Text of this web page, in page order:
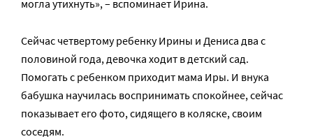
могла утихнуть», – вспоминает Ирина.
Сейчас четвертому ребенку Ирины и Дениса два с
половиной года, девочка ходит в детский сад.
Помогать с ребенком приходит мама Иры. И внука
бабушка научилась воспринимать спокойнее, сейчас
показывает его фото, сидящего в коляске, своим
соседям.